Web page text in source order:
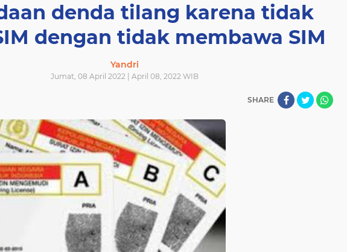
denda tilang karena tidak
dengan tidak membawa SIM
Yandri
Jumat, 08 April 2022 | April 08, 2022 WIB
SHARE